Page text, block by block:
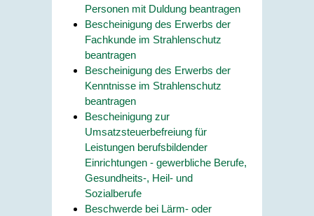
Personen mit Duldung beantragen
Bescheinigung des Erwerbs der
Fachkunde im Strahlenschutz
beantragen
Bescheinigung des Erwerbs der
Kenntnisse im Strahlenschutz
beantragen
Bescheinigung zur
Umsatzsteuerbefreiung für
Leistungen berufsbildender
Einrichtungen - gewerbliche Berufe,
Gesundheits-, Heil- und
Sozialberufe
Beschwerde bei Lärm- oder